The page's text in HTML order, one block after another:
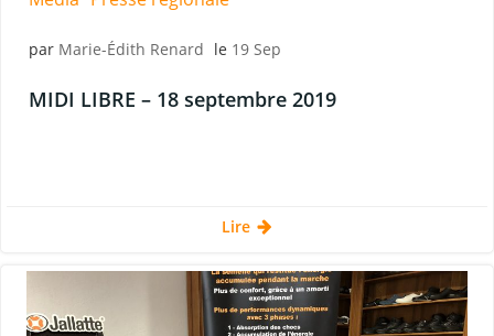
par Marie-Édith Renard le 19 Sep
MIDI LIBRE – 18 septembre 2019
Lire